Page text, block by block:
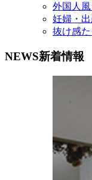
外国人
妊婦・
抜け感
NEWS新着情報